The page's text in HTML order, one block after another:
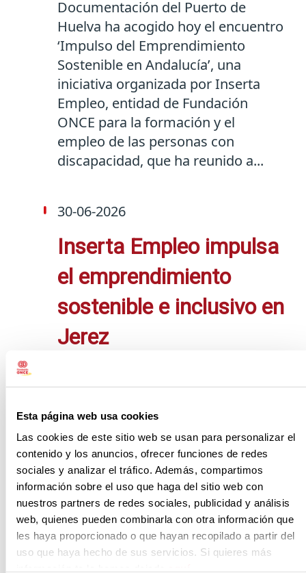
Esta página web usa cookies
Las cookies de este sitio web se usan para personalizar el
contenido y los anuncios, ofrecer funciones de redes
sociales y analizar el tráfico. Además, compartimos
información sobre el uso que haga del sitio web con
nuestros partners de redes sociales, publicidad y análisis
web, quienes pueden combinarla con otra información que
les haya proporcionado o que hayan recopilado a partir del
uso que haya hecho de sus servicios. Si quieres más
Documentación del Puerto de
Huelva ha acogido hoy el encuentro
‘Impulso del Emprendimiento
Sostenible en Andalucía’, una
iniciativa organizada por Inserta
Empleo, entidad de Fundación
ONCE para la formación y el
empleo de las personas con
discapacidad, que ha reunido a...
30-06-2026
Inserta Empleo impulsa
el emprendimiento
sostenible e inclusivo en
Jerez
participado hoy en el encuentro
Sostenible en Andalucía’, celebrado
en el Hotel Jerez Centro y
organizado por Inserta Empleo,
entidad de Fundación ONCE para la
formación y el empleo de las
personas con discapacidad,para
fomentar el emprendimiento...